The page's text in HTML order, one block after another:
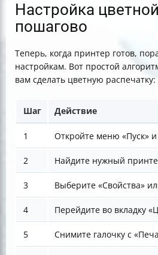
Настройка
пошагово
Теперь, когда принтер готов,
настройкам. Вот простой
вам сделать цветную распечатку:
Шаг Действие
1 Откройте меню «Пуск»
2 Найдите нужный
3 Выберите «Свойства»
4 Перейдите во вкладку
5 Снимите галочку с